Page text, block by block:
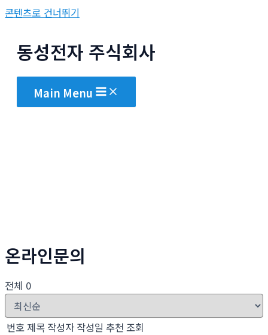
콘텐츠로 건너뛰기
동성전자 주식회사
Main Menu
온라인문의
전체 0
번호제목 작성자 작성일 추천 조회